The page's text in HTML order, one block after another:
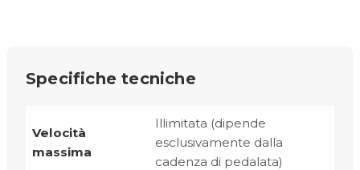
Specifiche tecniche
Velocità
massima
Illimitata (dipende
esclusivamente dalla
cadenza di pedalata)